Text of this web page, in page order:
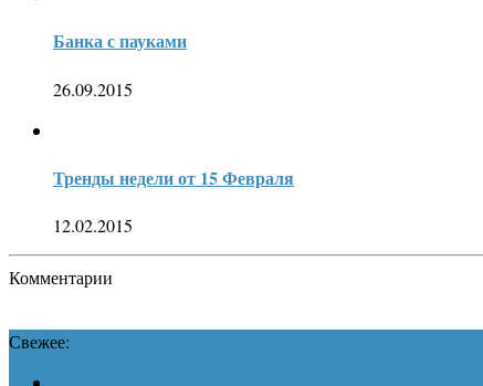
Банка с пауками
26.09.2015
Тренды недели от 15 Февраля
12.02.2015
Комментарии
Свежее: